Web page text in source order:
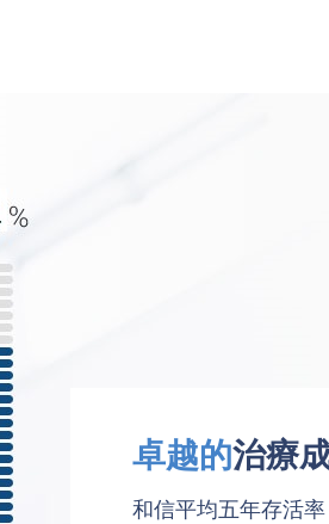
卓越的治療
和信平均五年存活